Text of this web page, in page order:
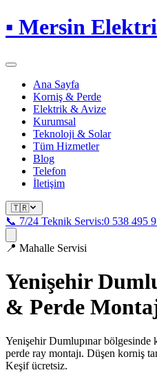
▪ Mersin
Ana Sayfa
Korniş & Perde
Elektrik & Avize
Kurumsal
Teknoloji & Solar
Tüm Hizmetler
Blog
Telefon
İletişim
🇹🇷
📞 7/24 Teknik Servis:0 538 495
📍 Mahalle Servisi
Yenişehir
& Perde
Yenişehir Dumlupınarbölgesinde
perde ray montajı. Düşen korniş
Keşif ücretsiz.